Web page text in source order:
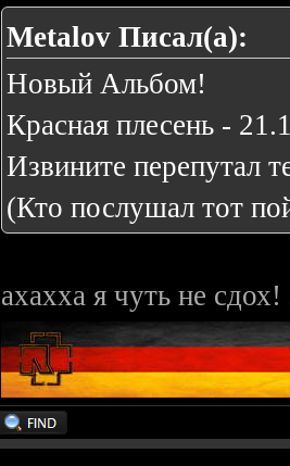
Metalov Писал(а):
Новый Альбом!
Красная плесень -
Извините перепутал
(Кто послушал тот
ахахха я чуть не